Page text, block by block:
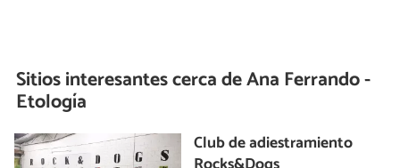
Sitios interesantes cerca deAna Ferrando -
Etología
Club de adiestramiento